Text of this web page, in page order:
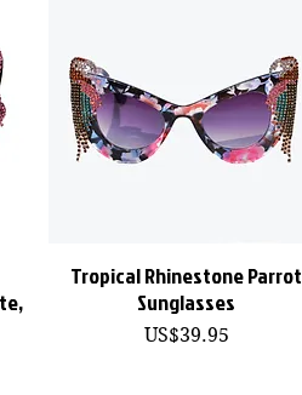
快速瀏覽
Tropical Rhinestone Parrot
Sunglasses
價格
US$39.95